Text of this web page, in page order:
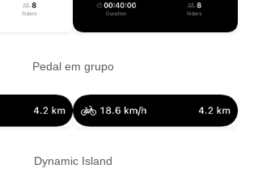
Pedal em grupo
Dynamic Island